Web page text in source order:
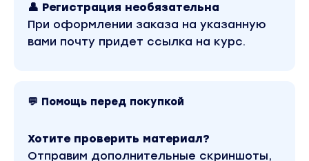
идеально))
Я вообще не знал с чего начать, схему
продавать.
большой рекламный бюджет, а у меня его
👤 Регистрация необязательна
При оформлении заказа на указанную
вами почту придет ссылка на курс.
💬 Помощь перед покупкой
Хотите проверить материал?
Отправим дополнительные скриншоты,